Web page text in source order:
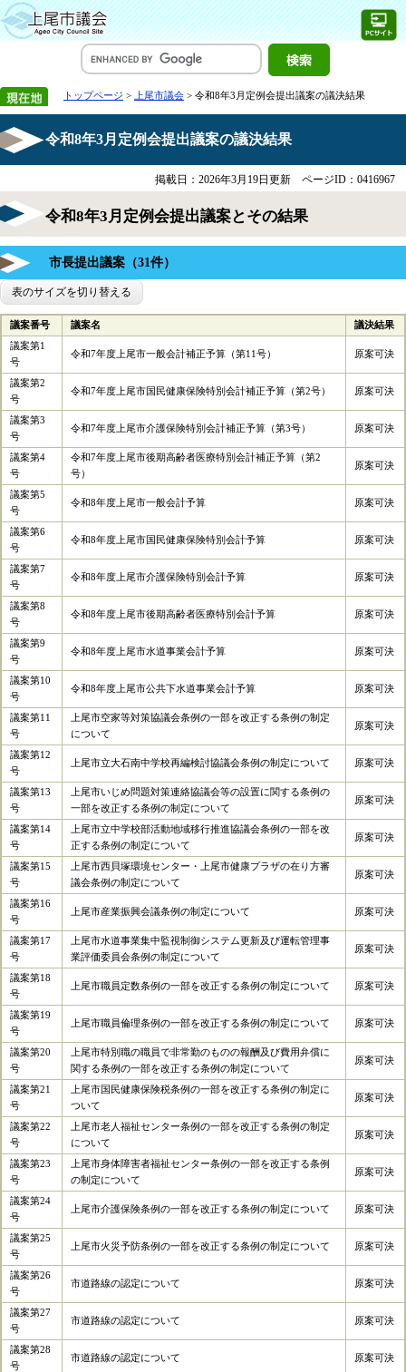
トップページ > 上尾市議会 > 令和8年3月定例会提出議案の議決結果
令和8年3月定例会提出議案の議決結果
掲載日：2026年3月19日更新 ページID：0416967
令和8年3月定例会提出議案とその結果
市長提出議案（31件）
表のサイズを切り替える
議案番号 議案名 議決結果
議案第1
号
令和7年度上尾市一般会計補正予算（第11号） 原案可決
議案第2
号
令和7年度上尾市国民健康保険特別会計補正予算（第2号） 原案可決
議案第3
号
令和7年度上尾市介護保険特別会計補正予算（第3号） 原案可決
議案第4
号
令和7年度上尾市後期高齢者医療特別会計補正予算（第2
号）
原案可決
議案第5
号
令和8年度上尾市一般会計予算 原案可決
議案第6
号
令和8年度上尾市国民健康保険特別会計予算 原案可決
議案第7
号
令和8年度上尾市介護保険特別会計予算 原案可決
議案第8
号
令和8年度上尾市後期高齢者医療特別会計予算 原案可決
議案第9
号
令和8年度上尾市水道事業会計予算 原案可決
議案第10
号
令和8年度上尾市公共下水道事業会計予算 原案可決
議案第11
号
上尾市空家等対策協議会条例の一部を改正する条例の制定
について
原案可決
議案第12
号
上尾市立大石南中学校再編検討協議会条例の制定について 原案可決
議案第13
号
上尾市いじめ問題対策連絡協議会等の設置に関する条例の
一部を改正する条例の制定について
原案可決
議案第14
号
上尾市立中学校部活動地域移行推進協議会条例の一部を改
正する条例の制定について
原案可決
議案第15
号
上尾市西貝塚環境センター・上尾市健康プラザの在り方審
議会条例の制定について
原案可決
議案第16
号
上尾市産業振興会議条例の制定について 原案可決
議案第17
号
上尾市水道事業集中監視制御システム更新及び運転管理事
業評価委員会条例の制定について
原案可決
議案第18
号
上尾市職員定数条例の一部を改正する条例の制定について 原案可決
議案第19
号
上尾市職員倫理条例の一部を改正する条例の制定について 原案可決
議案第20
号
上尾市特別職の職員で非常勤のものの報酬及び費用弁償に
関する条例の一部を改正する条例の制定について
原案可決
議案第21
号
上尾市国民健康保険税条例の一部を改正する条例の制定に
ついて
原案可決
議案第22
号
上尾市老人福祉センター条例の一部を改正する条例の制定
について
原案可決
議案第23
号
上尾市身体障害者福祉センター条例の一部を改正する条例
の制定について
原案可決
議案第24
号
上尾市介護保険条例の一部を改正する条例の制定について 原案可決
議案第25
号
上尾市火災予防条例の一部を改正する条例の制定について 原案可決
議案第26
号
市道路線の認定について 原案可決
議案第27
号
市道路線の認定について 原案可決
議案第28
号
市道路線の認定について 原案可決